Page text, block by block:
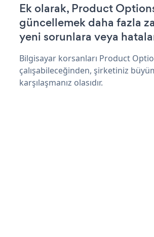
Ek olarak, Product
güncellemek daha fazla
yeni sorunlara veya
Bilgisayar korsanları Product
çalışabileceğinden, şirketiniz
karşılaşmanız olasıdır.